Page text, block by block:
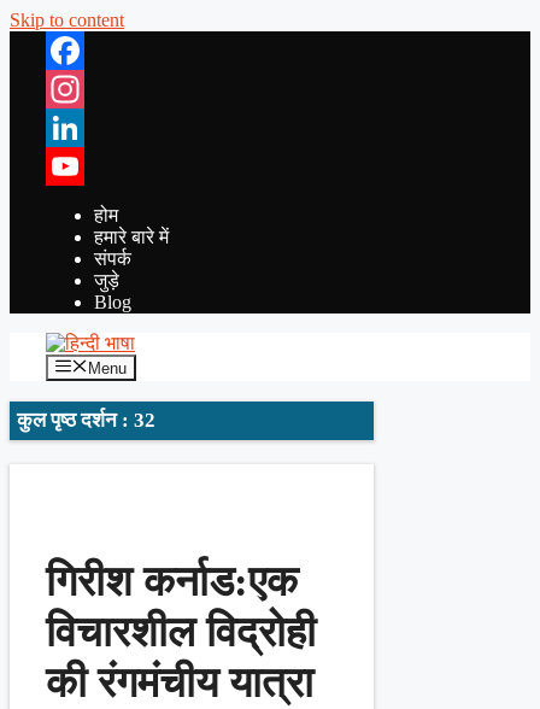
Skip to content
Facebook
Instagram
LinkedIn
YouTube
होम
हमारे बारे में
संपर्क
जुड़े
Blog
Menu
कुल पृष्ठ दर्शन : 32
गिरीश कर्नाड:एक
विचारशील विद्रोही
की रंगमंचीय यात्रा